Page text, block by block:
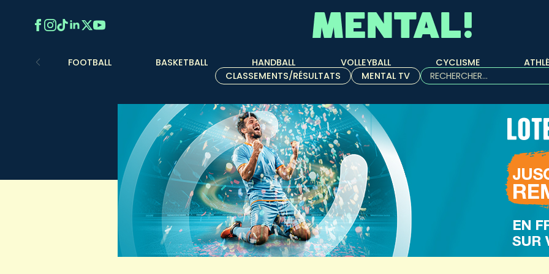
FOOTBALL BASKETBALL HANDBALL VOLLEYBALL CYCLISME
CLASSEMENTS/RÉSULTATS
MENTAL TV
Rechercher :